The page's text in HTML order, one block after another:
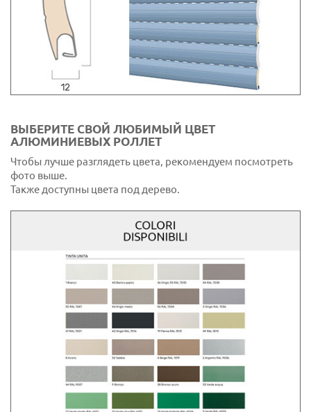
ВЫБЕРИТЕ СВОЙ ЛЮБИМЫЙ ЦВЕТ
АЛЮМИНИЕВЫХ РОЛЛЕТ
Чтобы лучше разглядеть цвета, рекомендуем посмотреть
фото выше.
Также доступны цвета под дерево.